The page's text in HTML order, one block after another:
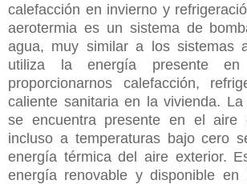
calefacción en invierno y
aerotermia es un sistema de
agua, muy similar a los sistemas
utiliza la energía presente
proporcionarnos calefacción,
caliente sanitaria en la vivienda.
se encuentra presente en el aire
incluso a temperaturas bajo cero
energía térmica del aire exterior.
energía renovable y disponible en